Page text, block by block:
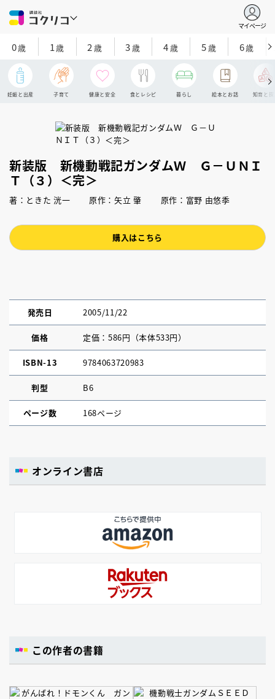
マイページ
0歳 1歳 2 歳 3歳 4歳 5歳 6歳
妊娠と出産 子育て 健康と安全 食とレシピ 暮らし 絵本とお話 知育と探
新装版 新機動戦記ガンダムＷ Ｇ－ＵＮＩ
Ｔ（３）＜完＞
著：ときた 洸一 原作：矢立 肇 原作：富野 由悠季
購入はこちら
発売日 2005/11/22
価格 定価：586円（本体533円）
ISBN-13 9784063720983
判型 B6
ページ数 168ページ
オンライン書店
この作者の書籍